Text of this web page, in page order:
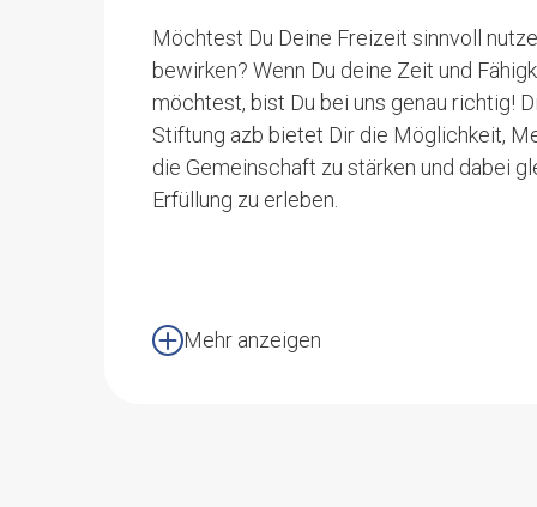
Möchtest Du Deine Freizeit sinnvoll
bewirken? Wenn Du deine Zeit und
möchtest, bist Du bei uns genau richtig!
Stiftung azb bietet Dir die Möglichkeit,
die Gemeinschaft zu stärken und dabei
Erfüllung zu erleben.
Mehr anzeigen